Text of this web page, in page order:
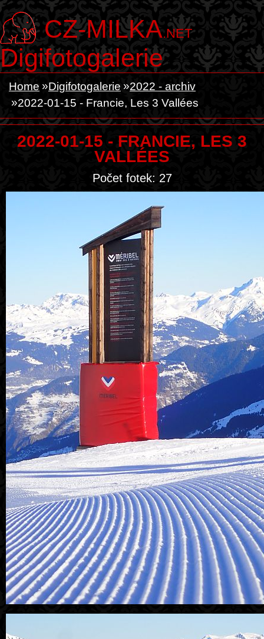
CZ-MILKA.NET
Digifotogalerie
Home Digifotogalerie
2022 - archiv
2022-01-15 - Francie, Les 3 Vallées
2022-01-15 - FRANCIE, LES 3
VALLÉES
Počet fotek: 27